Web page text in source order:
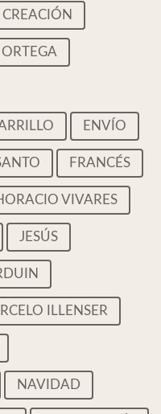
CREACIÓN
ENVÍO
FRANCÉS
VIVARES
JESÚS
ILLENSER
NAVIDAD